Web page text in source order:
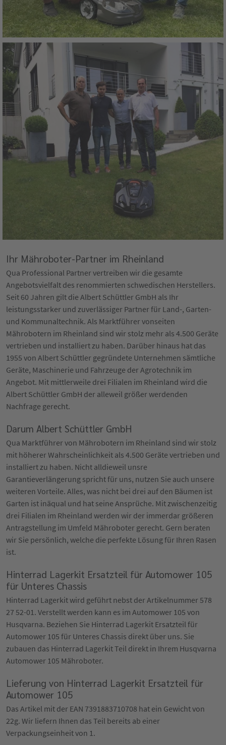
Ihr Mähroboter-Partner im Rheinland
Qua Professional Partner vertreiben wir die gesamte
Angebotsvielfalt des renommierten schwedischen Herstellers.
Seit 60 Jahren gilt die Albert Schüttler GmbH als Ihr
leistungsstarker und zuverlässiger Partner für Land-, Garten-
und Kommunaltechnik. Als Marktführer vonseiten
Mährobotern im Rheinland sind wir stolz mehr als 4.500 Geräte
vertrieben und installiert zu haben. Darüber hinaus hat das
1955 von Albert Schüttler gegründete Unternehmen sämtliche
Geräte, Maschinerie und Fahrzeuge der Agrotechnik im
Angebot. Mit mittlerweile drei Filialen im Rheinland wird die
Albert Schüttler GmbH der alleweil größer werdenden
Nachfrage gerecht.
Darum Albert Schüttler GmbH
Qua Marktführer von Mährobotern im Rheinland sind wir stolz
mit höherer Wahrscheinlichkeit als 4.500 Geräte vertrieben und
installiert zu haben. Nicht alldieweil unsre
Garantieverlängerung spricht für uns, nutzen Sie auch unsere
weiteren Vorteile. Alles, was nicht bei drei auf den Bäumen ist
Garten ist inäqual und hat seine Ansprüche. Mit zwischenzeitig
drei Filialen im Rheinland werden wir der immerdar größeren
Antragstellung im Umfeld Mähroboter gerecht. Gern beraten
wir Sie persönlich, welche die perfekte Lösung für Ihren Rasen
ist.
Hinterrad Lagerkit Ersatzteil für Automower 105
für Unteres Chassis
Hinterrad Lagerkit wird geführt nebst der Artikelnummer 578
27 52-01. Verstellt werden kann es im Automower 105 von
Husqvarna. Beziehen Sie Hinterrad Lagerkit Ersatzteil für
Automower 105 für Unteres Chassis direkt über uns. Sie
zubauen das Hinterrad Lagerkit Teil direkt in Ihrem Husqvarna
Automower 105 Mähroboter.
Lieferung von Hinterrad Lagerkit Ersatzteil für
Automower 105
Das Artikel mit der EAN 7391883710708 hat ein Gewicht von
22g. Wir liefern Ihnen das Teil bereits ab einer
Verpackungseinheit von 1.